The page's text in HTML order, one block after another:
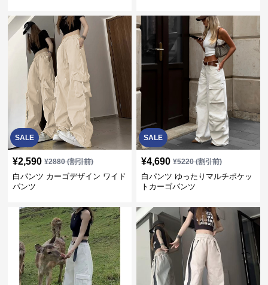
SALE
¥2,590 ¥2880(割引前)
白パンツ カーゴデザイン ワイド
パンツ
SALE
¥4,690 ¥5220(割引前)
白パンツ ゆったりマルチポケッ
トカーゴパンツ